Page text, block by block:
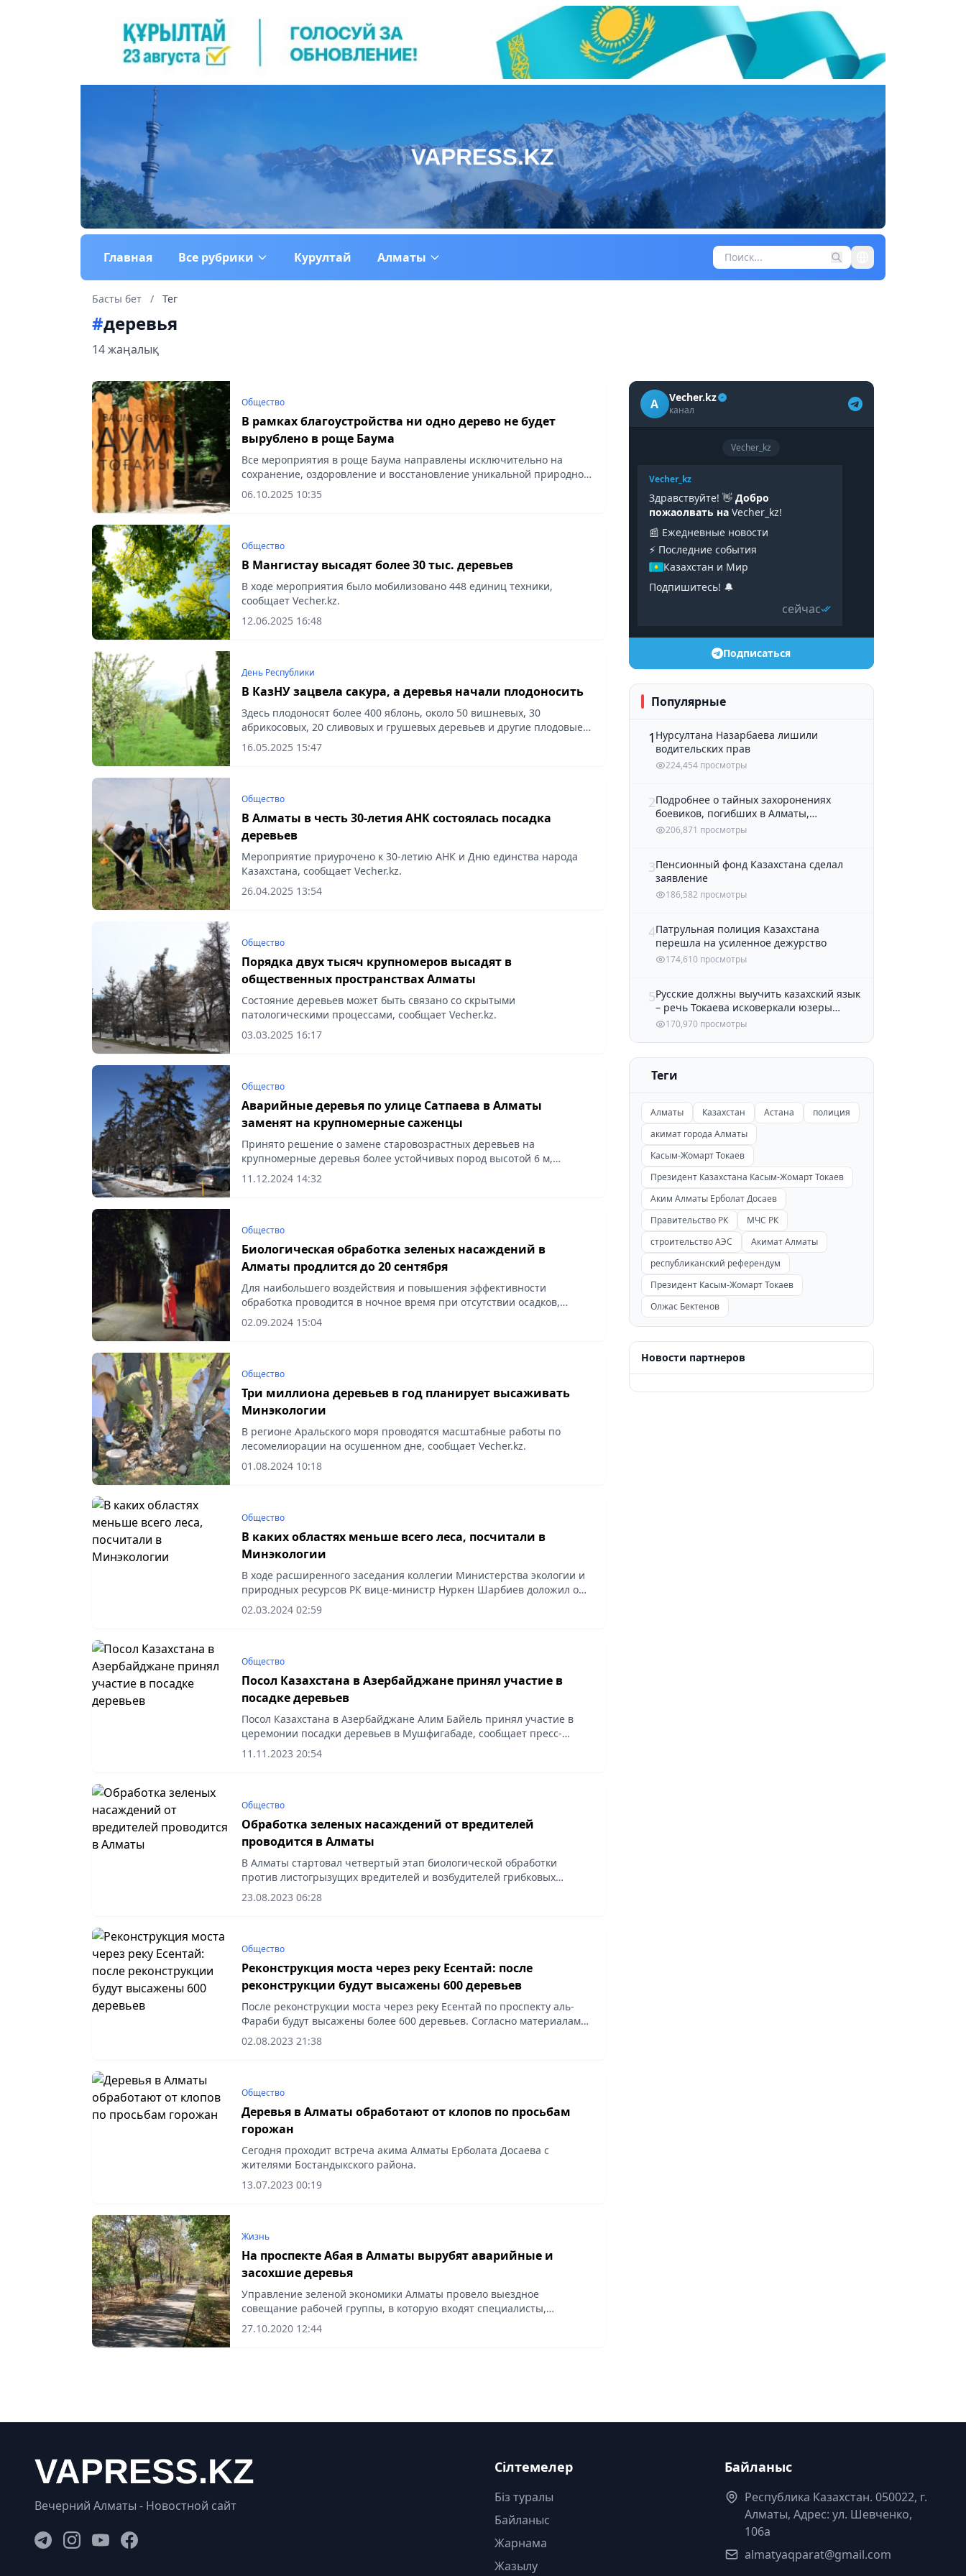
Главная Все рубрики Курултай Алматы
Басты бет / Тег
#деревья
14 жаңалық
Общество
В рамках благоустройства ни одно дерево не будет
вырублено в роще Баума
Все мероприятия в роще Баума направлены исключительно на
сохранение, оздоровление и восстановление уникальной природной
территории, сообщает Vecher.kz.
06.10.2025 10:35
Общество
В Мангистау высадят более 30 тыс. деревьев
В ходе мероприятия было мобилизовано 448 единиц техники,
сообщает Vecher.kz.
12.06.2025 16:48
День Республики
В КазНУ зацвела сакура, а деревья начали плодоносить
Здесь плодоносят более 400 яблонь, около 50 вишневых, 30
абрикосовых, 20 сливовых и грушевых деревьев и другие плодовые
культуры, сообщает Vecher.kz.
16.05.2025 15:47
Общество
В Алматы в честь 30-летия АНК состоялась посадка
деревьев
Мероприятие приурочено к 30-летию АНК и Дню единства народа
Казахстана, сообщает Vecher.kz.
26.04.2025 13:54
Общество
Порядка двух тысяч крупномеров высадят в
Состояние деревьев может быть связано со скрытыми
патологическими процессами, сообщает Vecher.kz.
03.03.2025 16:17
Общество
Аварийные деревья по улице Сатпаева в Алматы
заменят на крупномерные саженцы
Принято решение о замене старовозрастных деревьев на
крупномерные деревья более устойчивых пород высотой 6 м,
сообщает Vecher.kz.
11.12.2024 14:32
Общество
Биологическая обработка зеленых насаждений в
Алматы продлится до 20 сентября
Для наибольшего воздействия и повышения эффективности
обработка проводится в ночное время при отсутствии осадков,
сообщает Veсher.kz.
02.09.2024 15:04
Общество
Три миллиона деревьев в год планирует высаживать
Минэкологии
В регионе Аральского моря проводятся масштабные работы по
лесомелиорации на осушенном дне, сообщает Vеchеr.kz.
01.08.2024 10:18
Общество
В каких областях меньше всего леса, посчитали в
Минэкологии
В ходе расширенного заседания коллегии Министерства экологии и
природных ресурсов РК вице-министр Нуркен Шарбиев доложил о
развитии лесного хозяйства и животного мира.
02.03.2024 02:59
Общество
Посол Казахстана в Азербайджане принял участие в
посадке деревьев
Посол Казахстана в Азербайджане Алим Байель принял участие в
церемонии посадки деревьев в Мушфигабаде, сообщает пресс-
служба посольства.
11.11.2023 20:54
Общество
Обработка зеленых насаждений от вредителей
проводится в Алматы
В Алматы стартовал четвертый этап биологической обработки
против листогрызущих вредителей и возбудителей грибковых
заболеваний.
23.08.2023 06:28
Общество
Реконструкция моста через реку Есентай: после
реконструкции будут высажены 600 деревьев
После реконструкции моста через реку Есентай по проспекту аль-
Фараби будут высажены более 600 деревьев. Согласно материалам
инвентаризации и лесопатологического обследования зеленых
насаждений,...
02.08.2023 21:38
Общество
Деревья в Алматы обработают от клопов по просьбам
горожан
Сегодня проходит встреча акима Алматы Ерболата Досаева с
жителями Бостандыкского района.
13.07.2023 00:19
Жизнь
На проспекте Абая в Алматы вырубят аварийные и
засохшие деревья
Управление зеленой экономики Алматы провело выездное
совещание рабочей группы, в которую входят специалисты,
дендрологи и общественники. Пересадка начнется 27 октября.
27.10.2020 12:44
A Vecher.kz
канал
Vecher_kz
Vecher_kz
Здравствуйте! 👋 Добро
пожаолвать наVecher_kz!
📰 Ежедневные новости
⚡️ Последние события
Казахстан и Мир
Подпишитесь! 🔔
сейчас
Подписаться
Популярные
1 Нурсултана Назарбаева лишили
водительских прав
224,454 просмотры
2Подробнее о тайных захоронениях
боевиков, погибших в Алматы,
рассказали в полиции
206,871 просмотры
3Пенсионный фонд Казахстана сделал
заявление
186,582 просмотры
4Патрульная полиция Казахстана
перешла на усиленное дежурство
174,610 просмотры
5Русские должны выучить казахский язык
– речь Токаева исковеркали юзеры
Казнета
170,970 просмотры
Теги
Алматы Казахстан Астана
полиция
акимат города Алматы
Касым-Жомарт Токаев
Президент Казахстана Касым-Жомарт Токаев
Аким Алматы Ерболат Досаев
Правительство РК
МЧС РК
строительство АЭС
Акимат Алматы
республиканский референдум
Президент Касым-Жомарт Токаев
Олжас Бектенов
Новости партнеров
Вечерний Алматы - Новостной сайт
Сілтемелер
Біз туралы
Байланыс
Жарнама
Жазылу
Байланыс
Республика Казахстан. 050022, г.
Алматы, Адрес: ул. Шевченко,
106а
almatyaqparat@gmail.com